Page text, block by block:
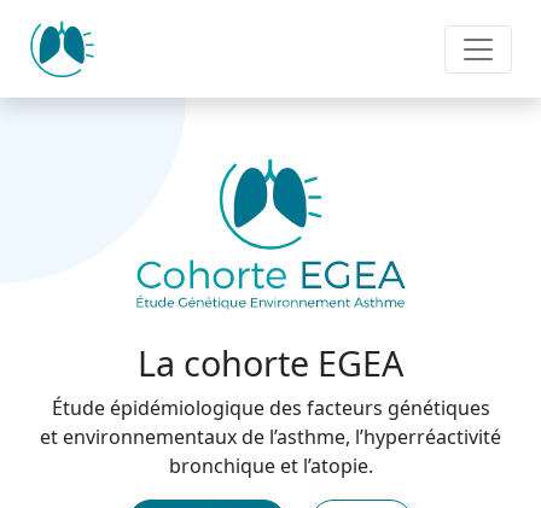
La cohorte EGEA
Étude épidémiologique des facteurs génétiques
et environnementaux de l’asthme, l’hyperréactivité
bronchique et l’atopie.
Panneau de gestion des cookies